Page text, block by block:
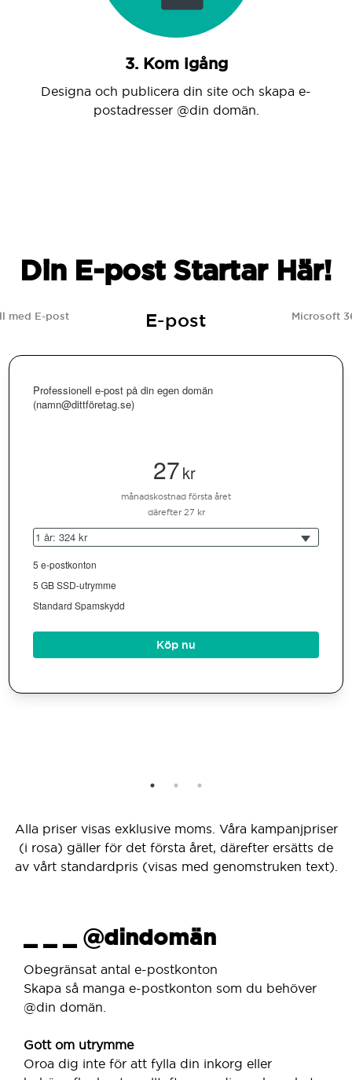
3. Kom igång
Designa och publicera din site och skapa e-
postadresser @din domän.
Din E-post Startar Här!
med E-post E-post Microsoft
Professionell e-post på din egen domän
(namn@dittföretag.se)
27kr
månadskostnad första året
därefter 27 kr
1 år: 324 kr
5 e-postkonton
5 GB SSD-utrymme
Standard Spamskydd
Köp nu
Alla priser visas exklusive moms. Våra kampanjpriser
(i rosa) gäller för det första året, därefter ersätts de
av vårt standardpris (visas med genomstruken text).
_ _ _ @dindomän
Obegränsat antal e-postkonton
Skapa så manga e-postkonton som du behöver
@din domän.
Gott om utrymme
Oroa dig inte för att fylla din inkorg eller